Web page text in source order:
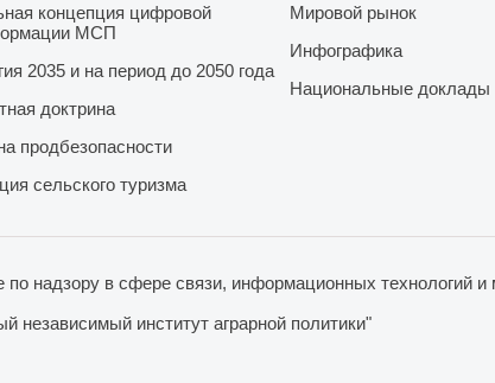
концепция цифровой
МСП
2035 и на период до 2050 года
доктрина
продбезопасности
сельского туризма
Мировой рынок
Инфографика
Национальные доклады
надзору в сфере связи, информационных технологий и
независимый институт аграрной политики"